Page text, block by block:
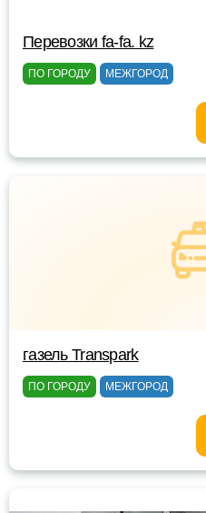
Перевозки fa-fa. kz
ПО ГОРОДУ МЕЖГОРОД
газель Transpark
ПО ГОРОДУ МЕЖГОРОД